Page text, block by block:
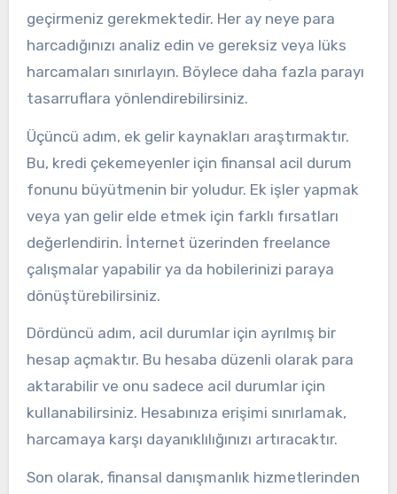
geçirmeniz gerekmektedir. Her ay neye para
harcadığınızı analiz edin ve gereksiz veya lüks
harcamaları sınırlayın. Böylece daha fazla parayı
tasarruflara yönlendirebilirsiniz.
Üçüncü adım, ek gelir kaynakları araştırmaktır.
Bu, kredi çekemeyenler için finansal acil durum
fonunu büyütmenin bir yoludur. Ek işler yapmak
veya yan gelir elde etmek için farklı fırsatları
değerlendirin. İnternet üzerinden freelance
çalışmalar yapabilir ya da hobilerinizi paraya
dönüştürebilirsiniz.
Dördüncü adım, acil durumlar için ayrılmış bir
hesap açmaktır. Bu hesaba düzenli olarak para
aktarabilir ve onu sadece acil durumlar için
kullanabilirsiniz. Hesabınıza erişimi sınırlamak,
harcamaya karşı dayanıklılığınızı artıracaktır.
Son olarak, finansal danışmanlık hizmetlerinden